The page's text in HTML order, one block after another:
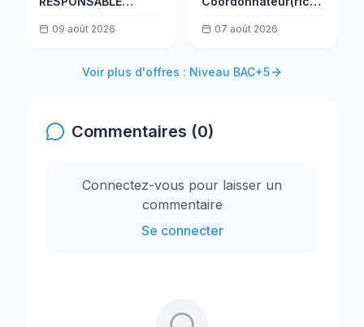
OPERATIONS
09 août 2026 07 août 2026
Voir plus d'offres : Niveau BAC+5
Commentaires (0)
Connectez-vous pour laisser un
commentaire
Se connecter